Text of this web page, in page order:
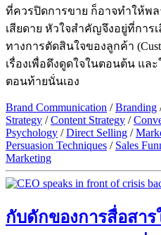
ที่ควรปิดการขาย ก็อาจทำให้พ
เสียดาย หัวใจสำคัญจึงอยู่ที่การ
ทางการตัดสินใจของลูกค้า
เรื่องเพื่อดึงดูดใจในตอนต้น แล
ตอนท้ายนั่นเอง
Brand Communication /Branding
Strategy /Content Strategy /
Psychology /Direct Selling /
Persuasion Techniques / Sales
Marketing
กับดักของการสื่อสาร